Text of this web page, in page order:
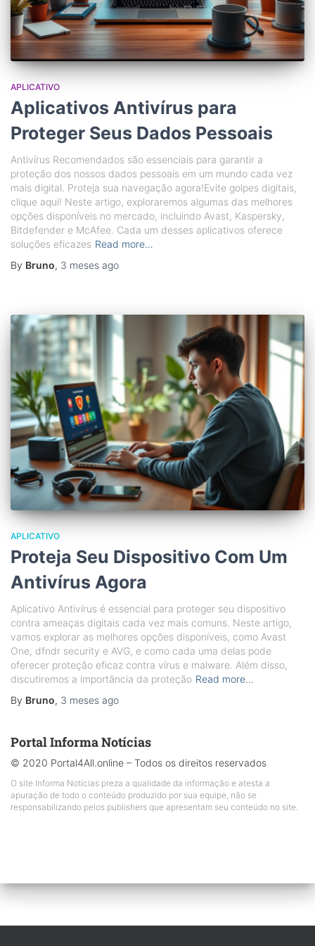
APLICATIVO
Aplicativos Antivírus para
Proteger Seus Dados Pessoais
Antivírus Recomendados são essenciais para garantir a
proteção dos nossos dados pessoais em um mundo cada vez
mais digital. Proteja sua navegação agora!Evite golpes digitais,
clique aqui! Neste artigo, exploraremos algumas das melhores
opções disponíveis no mercado, incluindo Avast, Kaspersky,
Bitdefender e McAfee. Cada um desses aplicativos oferece
soluções eficazes Read more…
By Bruno, 3 meses ago
APLICATIVO
Proteja Seu Dispositivo Com Um
Antivírus Agora
Aplicativo Antivírus é essencial para proteger seu dispositivo
contra ameaças digitais cada vez mais comuns. Neste artigo,
vamos explorar as melhores opções disponíveis, como Avast
One, dfndr security e AVG, e como cada uma delas pode
oferecer proteção eficaz contra vírus e malware. Além disso,
discutiremos a importância da proteção Read more…
By Bruno, 3 meses ago
Portal Informa Notícias
© 2020 Portal4All.online – Todos os direitos reservados
O site Informa Notícias preza a qualidade da informação e atesta a
apuração de todo o conteúdo produzido por sua equipe, não se
responsabilizando pelos publishers que apresentam seu conteúdo no site.